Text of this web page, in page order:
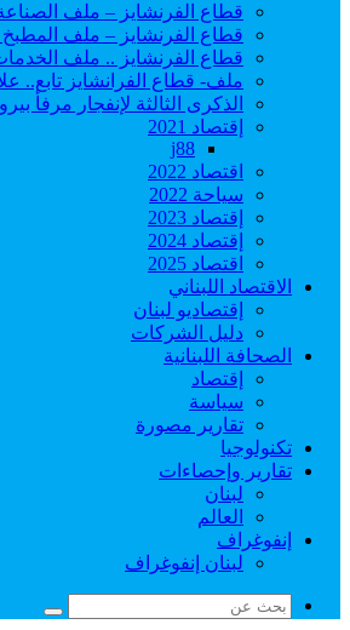
قطاع الفرنشايز – ملف
قطاع الفرنشايز – ملف المطبخ
قطاع الفرنشايز .. ملف
ملف- قطاع الفرانشايز تابع..
الذكرى الثالثة لإنفجار مرفأ
إقتصاد 2021
j88
اقتصاد 2022
سياحة 2022
إقتصاد 2023
إقتصاد 2024
اقتصاد 2025
الاقتصاد اللبناني
إقتصاديو لبنان
دليل الشركات
الصحافة اللبنانية
إقتصاد
سياسة
تقارير مصورة
تكنولوجيا
تقارير وإحصاءات
لبنان
العالم
إنفوغراف
لبنان إنفوغراف
بحث